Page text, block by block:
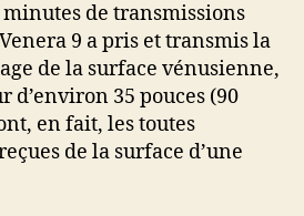
minutes de transmissions
9 a pris et transmis la
de la surface vénusienne,
d’environ 35 pouces (90
en fait, les toutes
de la surface d’une